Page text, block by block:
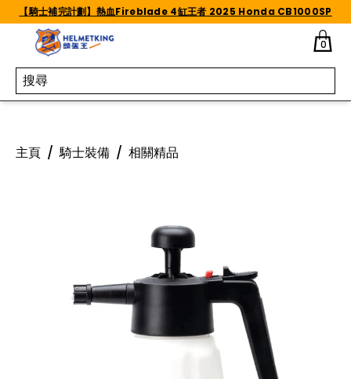
Skip to content
【騎士補完計劃】熱血Fireblade 4缸王者 2025 Honda CB1000SP
0
主頁 / 騎士裝備 / 相關精品